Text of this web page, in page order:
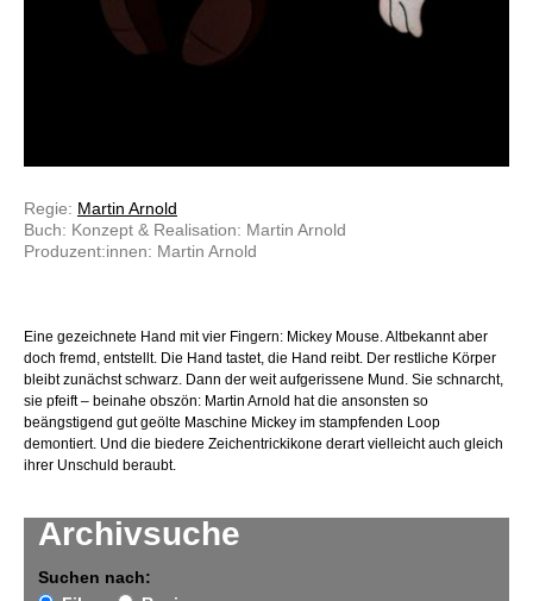
Archivsuche
Suchen nach:
Regie: Martin Arnold
Buch: Konzept & Realisation: Martin Arnold
Produzent:innen: Martin Arnold
Eine gezeichnete Hand mit vier Fingern: Mickey Mouse. Altbekannt aber
doch fremd, entstellt. Die Hand tastet, die Hand reibt. Der restliche Körper
bleibt zunächst schwarz. Dann der weit aufgerissene Mund. Sie schnarcht,
sie pfeift – beinahe obszön: Martin Arnold hat die ansonsten so
beängstigend gut geölte Maschine Mickey im stampfenden Loop
demontiert. Und die biedere Zeichentrickikone derart vielleicht auch gleich
ihrer Unschuld beraubt.